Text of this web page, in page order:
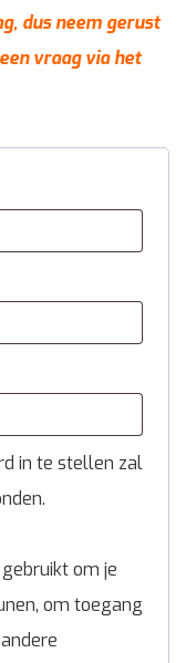
dus neem gerust
vraag via het
in te stellen zal
om je
om toegang